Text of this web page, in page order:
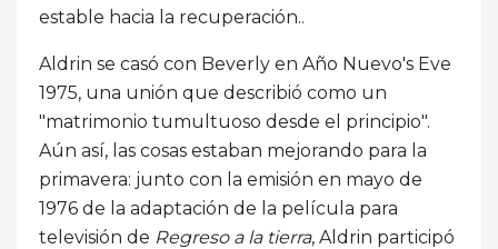
estable hacia la recuperación..
Aldrin se casó con Beverly en Año Nuevo's Eve
1975, una unión que describió como un
"matrimonio tumultuoso desde el principio".
Aún así, las cosas estaban mejorando para la
primavera: junto con la emisión en mayo de
1976 de la adaptación de la película para
televisión de Regreso a la tierra, Aldrin participó